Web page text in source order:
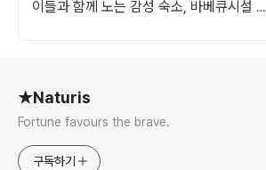
이들과 함께 노는 감성 숙소, 바베큐시설 제
★Naturis
Fortune favours the brave.
구독하기